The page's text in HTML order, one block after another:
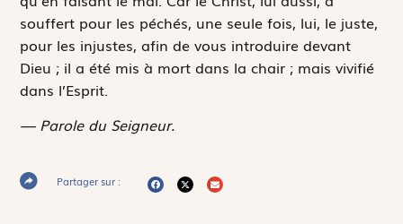
souffert pour les péchés, une seule fois, lui, le juste,
pour les injustes, afin de vous introduire devant
Dieu ; il a été mis à mort dans la chair ; mais vivifié
dans l’Esprit.
— Parole du Seigneur.
Partager sur :